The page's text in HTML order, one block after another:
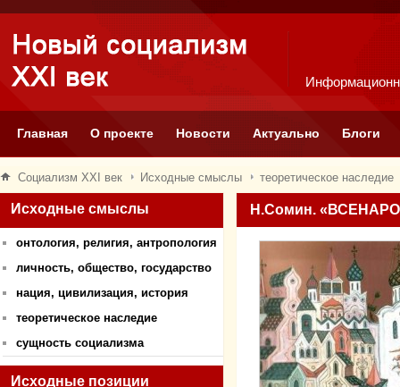
Главная О проекте Новости Актуально Блоги
Социализм XXI век Исходные смыслы теоретическое наследие
Исходные смыслы
онтология, религия, антропология
личность, общество, государство
нация, цивилизация, история
теоретическое наследие
сущность социализма
Исходные позиции
Н.Сомин.